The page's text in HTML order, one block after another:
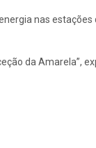
nas
da Amarela”,